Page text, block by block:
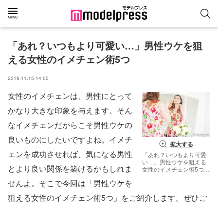
「あれ？いつもより可愛い…」男性ウケを狙
える女性のイメチェン術5つ
2016.11.15 14:00
拡大する
「あれ？いつもより可愛
い…」男性ウケを狙える
女性のイメチェン術5つ
女性のイメチェンは、男性にとって
かなり大きな印象を与えます。そん
なイメチェンだからこそ男性ウケの
良いものにしたいですよね。イメチ
ェンを成功させれば、気になる男性
とより良い関係を築けるかもしれま
せんよ。そこで今回は「男性ウケを
狙える女性のイメチェン術5つ」をご紹介します。ぜひご